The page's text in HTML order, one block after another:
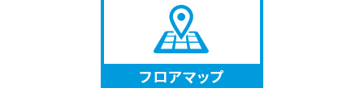
フロアマップ